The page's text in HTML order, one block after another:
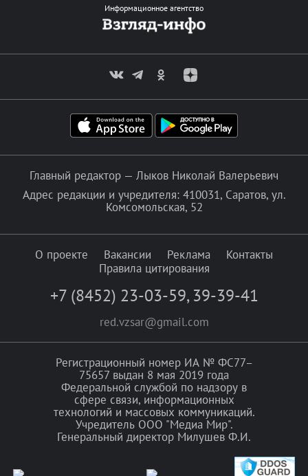
Информационное агентство
Главный редактор — Лыков Николай Валерьевич
Адрес редакции и учредителя: 410031, Саратов, ул.
Комсомольская, 52
О проекте Вакансии Реклама
Контакты
Правила цитирования
+7 (8452) 23-03-59, 39-39-41
red.vzsar@gmail.com
Регистрационный номер ИА № ФС77–
75657 выдан 8 мая 2019 года
Федеральной службой по надзору в
сфере связи, информационных
технологий и массовых коммуникаций.
Учредитель ООО "Медиа Мир".
Генеральный директор Милушев Ф.И.